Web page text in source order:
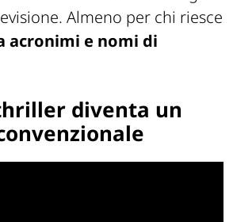
Almeno per chi riesce
acronimi e nomi di
diventa un